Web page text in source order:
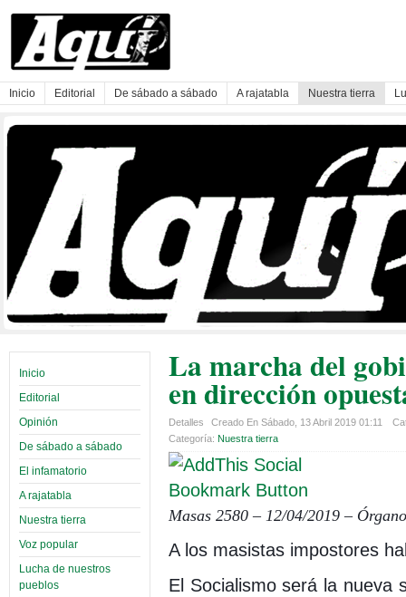
Inicio Editorial De sábado a sábado A rajatabla Nuestra tierra
Inicio
Editorial
Opinión
De sábado a sábado
El infamatorio
A rajatabla
Nuestra tierra
Voz popular
Lucha de nuestros
pueblos
La marcha del
en dirección
Detalles Creado En Sábado, 13 Abril 2019 01:11
Categoría: Nuestra tierra
Masas 2580 – 12/04/2019 –
A los masistas impostores
El Socialismo será la nueva